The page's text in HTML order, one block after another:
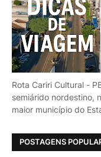
Rota Cariri Cultural -
semiárido nordestino,
maior município do
POSTAGENS